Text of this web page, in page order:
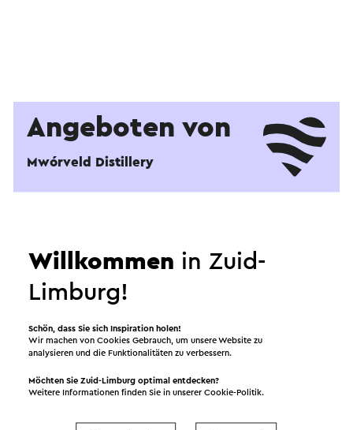
Angeboten von
Mwórveld Distillery
Information und Buchung
Willkommen in Zuid-
Limburg!
Schön, dass Sie sich Inspiration holen!
Wir machen von Cookies Gebrauch, um unsere Website zu
analysieren und die Funktionalitäten zu verbessern.
Möchten Sie Zuid-Limburg optimal entdecken?
Weitere Informationen finden Sie in unsererCookie-Politik.